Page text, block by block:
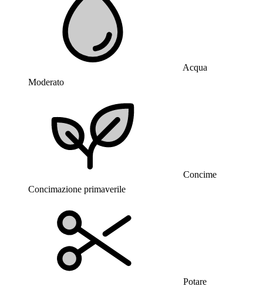
Acqua
Moderato
Concime
Concimazione primaverile
Potare